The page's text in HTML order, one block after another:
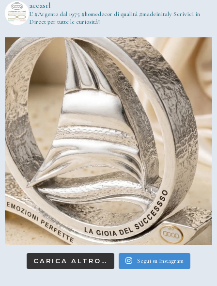
accasrl
L' #Argento dal 1975 #homedecor di qualità #madeinitaly Scrivici in
Direct per tutte le curiosità!
CARICA ALTRO… Segui su Instagram